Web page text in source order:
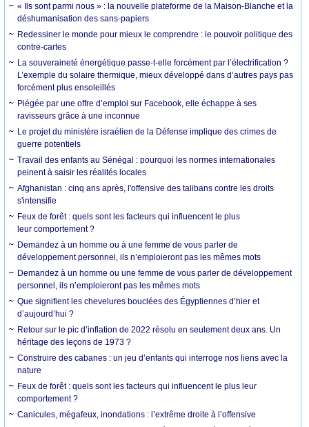
« Ils sont parmi nous » : la nouvelle plateforme de la Maison-Blanche et la
déshumanisation des sans-papiers
Redessiner le monde pour mieux le comprendre : le pouvoir politique des
contre-cartes
La souveraineté énergétique passe-t-elle forcément par l’électrification ?
L’exemple du solaire thermique, mieux développé dans d’autres pays pas
forcément plus ensoleillés
Piégée par une offre d’emploi sur Facebook, elle échappe à ses
ravisseurs grâce à une inconnue
Le projet du ministère israélien de la Défense implique des crimes de
guerre potentiels
Travail des enfants au Sénégal : pourquoi les normes internationales
peinent à saisir les réalités locales
Afghanistan : cinq ans après, l'offensive des talibans contre les droits
s'intensifie
Feux de forêt : quels sont les facteurs qui influencent le plus
leur comportement ?
Demandez à un homme ou à une femme de vous parler de
développement personnel, ils n’emploieront pas les mêmes mots
Demandez à un homme ou une femme de vous parler de développement
personnel, ils n’emploieront pas les mêmes mots
Que signifient les chevelures bouclées des Égyptiennes d’hier et
d’aujourd’hui ?
Retour sur le pic d’inflation de 2022 résolu en seulement deux ans. Un
héritage des leçons de 1973 ?
Construire des cabanes : un jeu d’enfants qui interroge nos liens avec la
nature
Feux de forêt : quels sont les facteurs qui influencent le plus leur
comportement ?
Canicules, mégafeux, inondations : l’extrême droite à l’offensive